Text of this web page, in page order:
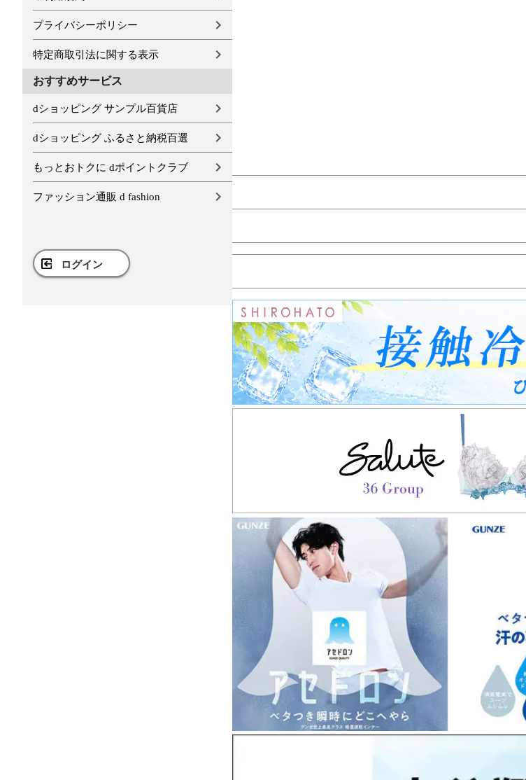
プライバシーポリシー
特定商取引法に関する表示
おすすめサービス
dショッピング サンプル百貨店
dショッピング ふるさと納税百選
もっとおトクに dポイントクラブ
ファッション通販 d fashion
ログイン